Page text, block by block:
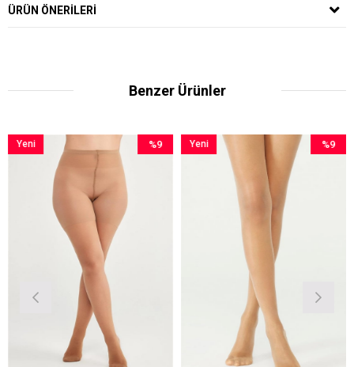
ÜRÜN ÖNERILERI
Benzer Ürünler
İndirim
%9İndirim
%9
İndirim
%9İndirim